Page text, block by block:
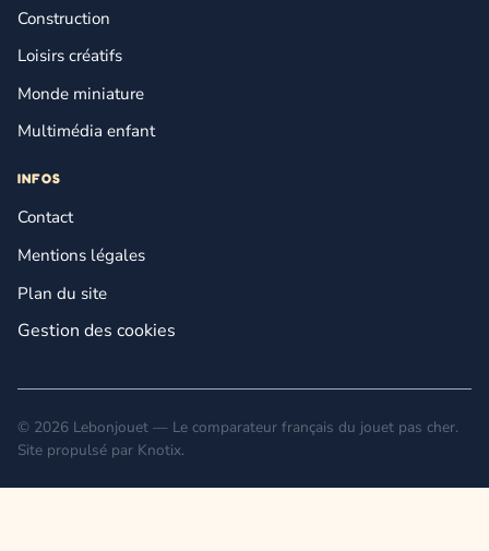
Construction
Loisirs créatifs
Monde miniature
Multimédia enfant
INFOS
Contact
Mentions légales
Plan du site
Gestion des cookies
© 2026 Lebonjouet — Le comparateur français du jouet pas cher.
Site propulsé par Knotix.